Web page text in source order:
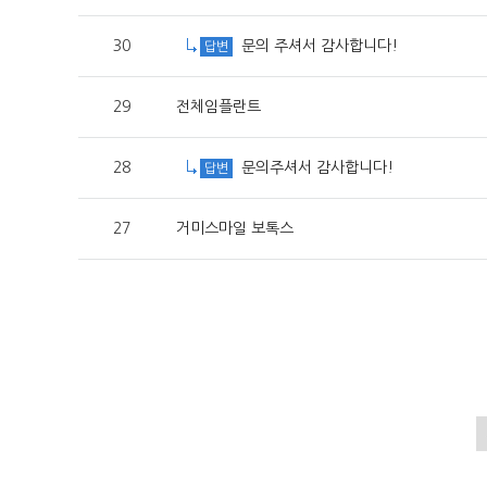
30 답변 문의 주셔서 감사합니다!
29 전체임플란트
28 답변 문의주셔서 감사합니다!
27 거미스마일 보톡스